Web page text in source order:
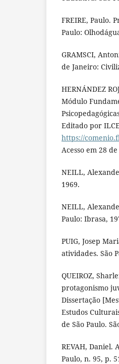
FREIRE, Paulo.
Paulo:
GRAMSCI,
de Janeiro:
HERNÁNDEZ
Módulo
Editado por
https://
Acesso em 28
NEILL,
1969.
NEILL,
Paulo: Ibrasa,
PUIG, Josep
atividades. São
QUEIROZ,
protagonismo
Dissertação
Estudos
de São Paulo.
REVAH, Daniel.
Paulo, n. 95, p.